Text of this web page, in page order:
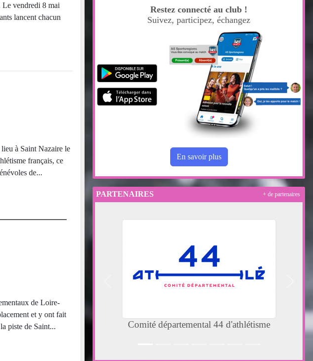
vendredi 8 mai
lancent chacun
à Saint Nazaire le
français, ce
de...
de Loire-
et y ont fait
piste de Saint...
Restez connecté au club !
Suivez, participez, échangez
En savoir plus
PARTENAIRES
E.Leclerc - Pontchâteau
+ de partenaires